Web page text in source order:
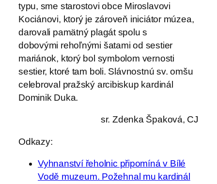
typu, sme starostovi obce Miroslavovi
Kociánovi, ktorý je zároveň iniciátor múzea,
darovali pamätný plagát spolu s
dobovými rehoľnými šatami od sestier
mariánok, ktorý bol symbolom vernosti
sestier, ktoré tam boli. Slávnostnú sv. omšu
celebroval pražský arcibiskup kardinál
Dominik Duka.
sr. Zdenka Špaková, CJ
Odkazy:
Vyhnanství řeholnic připomíná v Bílé
Vodě muzeum. Požehnal mu kardinál